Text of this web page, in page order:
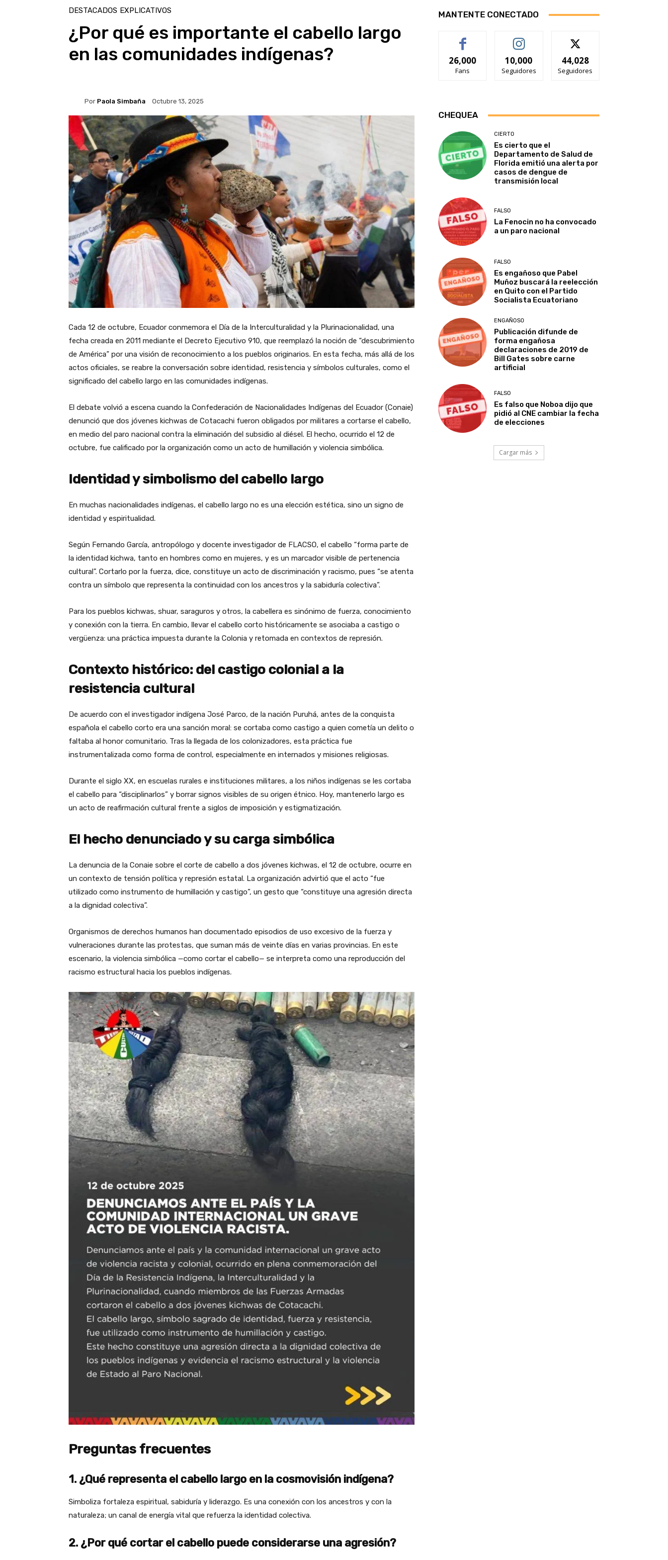
DESTACADOS EXPLICATIVOS
¿Por qué es importante el cabello largo
en las comunidades indígenas?
Por Paola Simbaña Octubre 13, 2025
Cada 12 de octubre, Ecuador conmemora el Día de la Interculturalidad y la Plurinacionalidad, una
fecha creada en 2011 mediante el Decreto Ejecutivo 910, que reemplazó la noción de “descubrimiento
de América” por una visión de reconocimiento a los pueblos originarios. En esta fecha, más allá de los
actos oficiales, se reabre la conversación sobre identidad, resistencia y símbolos culturales, como el
significado del cabello largo en las comunidades indígenas.
El debate volvió a escena cuando la Confederación de Nacionalidades Indígenas del Ecuador (Conaie)
denunció que dos jóvenes kichwas de Cotacachi fueron obligados por militares a cortarse el cabello,
en medio del paro nacional contra la eliminación del subsidio al diésel. El hecho, ocurrido el 12 de
octubre, fue calificado por la organización como un acto de humillación y violencia simbólica.
Identidad y simbolismo del cabello largo
En muchas nacionalidades indígenas, el cabello largo no es una elección estética, sino un signo de
identidad y espiritualidad.
Según Fernando García, antropólogo y docente investigador de FLACSO, el cabello “forma parte de
la identidad kichwa, tanto en hombres como en mujeres, y es un marcador visible de pertenencia
cultural”. Cortarlo por la fuerza, dice, constituye un acto de discriminación y racismo, pues “se atenta
contra un símbolo que representa la continuidad con los ancestros y la sabiduría colectiva”.
Para los pueblos kichwas, shuar, saraguros y otros, la cabellera es sinónimo de fuerza, conocimiento
y conexión con la tierra. En cambio, llevar el cabello corto históricamente se asociaba a castigo o
vergüenza: una práctica impuesta durante la Colonia y retomada en contextos de represión.
Contexto histórico: del castigo colonial a la
resistencia cultural
De acuerdo con el investigador indígena José Parco, de la nación Puruhá, antes de la conquista
española el cabello corto era una sanción moral: se cortaba como castigo a quien cometía un delito o
faltaba al honor comunitario. Tras la llegada de los colonizadores, esta práctica fue
instrumentalizada como forma de control, especialmente en internados y misiones religiosas.
Durante el siglo XX, en escuelas rurales e instituciones militares, a los niños indígenas se les cortaba
el cabello para “disciplinarlos” y borrar signos visibles de su origen étnico. Hoy, mantenerlo largo es
un acto de reafirmación cultural frente a siglos de imposición y estigmatización.
El hecho denunciado y su carga simbólica
La denuncia de la Conaie sobre el corte de cabello a dos jóvenes kichwas, el 12 de octubre, ocurre en
un contexto de tensión política y represión estatal. La organización advirtió que el acto “fue
utilizado como instrumento de humillación y castigo”, un gesto que “constituye una agresión directa
a la dignidad colectiva”.
Organismos de derechos humanos han documentado episodios de uso excesivo de la fuerza y
vulneraciones durante las protestas, que suman más de veinte días en varias provincias. En este
escenario, la violencia simbólica —como cortar el cabello— se interpreta como una reproducción del
racismo estructural hacia los pueblos indígenas.
Preguntas frecuentes
1. ¿Qué representa el cabello largo en la cosmovisión indígena?
Simboliza fortaleza espiritual, sabiduría y liderazgo. Es una conexión con los ancestros y con la
naturaleza; un canal de energía vital que refuerza la identidad colectiva.
2. ¿Por qué cortar el cabello puede considerarse una agresión?
MANTENTE CONECTADO
26,000
Fans
10,000
Seguidores
44,028
Seguidores
CHEQUEA
CIERTO
Es cierto que el
Departamento de Salud de
Florida emitió una alerta por
casos de dengue de
transmisión local
FALSO
La Fenocin no ha convocado
a un paro nacional
FALSO
Es engañoso que Pabel
Muñoz buscará la reelección
en Quito con el Partido
Socialista Ecuatoriano
ENGAÑOSO
Publicación difunde de
forma engañosa
declaraciones de 2019 de
Bill Gates sobre carne
artificial
FALSO
Es falso que Noboa dijo que
pidió al CNE cambiar la fecha
de elecciones
Cargar más